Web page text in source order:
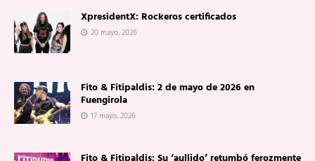
XpresidentX: Rockeros certificados
20 mayo, 2026
Fito & Fitipaldis: 2 de mayo de 2026 en
Fuengirola
17 mayo, 2026